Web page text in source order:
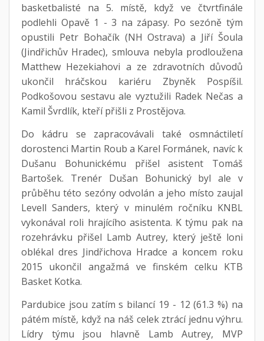
basketbalisté na 5. místě, když ve čtvrtfinále
podlehli Opavě 1 - 3 na zápasy. Po sezóně tým
opustili Petr Bohačík (NH Ostrava) a Jiří Šoula
(Jindřichův Hradec), smlouva nebyla prodloužena
Matthew Hezekiahovi a ze zdravotních důvodů
ukončil hráčskou kariéru Zbyněk Pospíšil.
Podkošovou sestavu ale vyztužili Radek Nečas a
Kamil Švrdlík, kteří přišli z Prostějova.
Do kádru se zapracovávali také osmnáctiletí
dorostenci Martin Roub a Karel Formánek, navíc k
Dušanu Bohunickému přišel asistent Tomáš
Bartošek. Trenér Dušan Bohunický byl ale v
průběhu této sezóny odvolán a jeho místo zaujal
Levell Sanders, který v minulém ročníku KNBL
vykonával roli hrajícího asistenta. K týmu pak na
rozehrávku přišel Lamb Autrey, který ještě loni
oblékal dres Jindřichova Hradce a koncem roku
2015 ukončil angažmá ve finském celku KTB
Basket Kotka.
Pardubice jsou zatím s bilancí 19 - 12 (61.3 %) na
pátém místě, když na náš celek ztrácí jednu výhru.
Lídry týmu jsou hlavně Lamb Autrey, MVP